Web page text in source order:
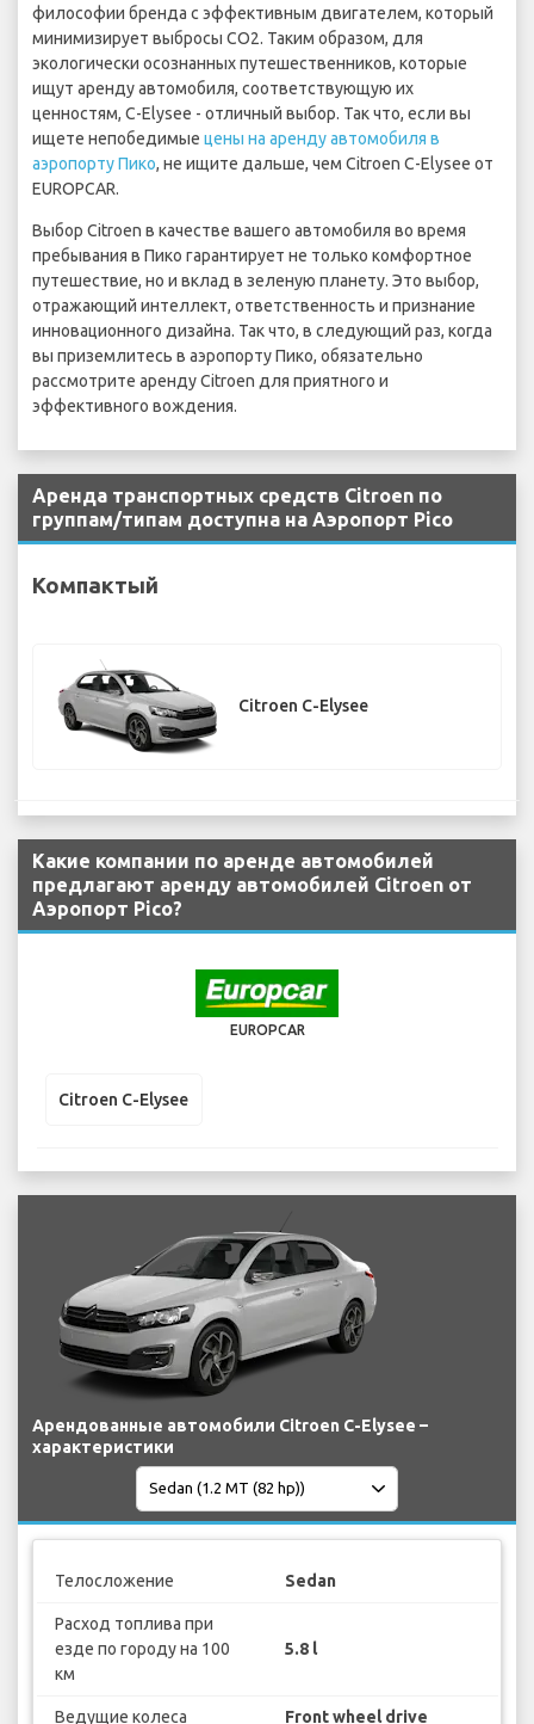
философии бренда с эффективным двигателем, который
минимизирует выбросы CO2. Таким образом, для
экологически осознанных путешественников, которые
ищут аренду автомобиля, соответствующую их
ценностям, C-Elysee - отличный выбор. Так что, если вы
ищете непобедимые цены на аренду автомобиля в
аэропорту Пико, не ищите дальше, чем Citroen C-Elysee от
EUROPCAR.
Выбор Citroen в качестве вашего автомобиля во время
пребывания в Пико гарантирует не только комфортное
путешествие, но и вклад в зеленую планету. Это выбор,
отражающий интеллект, ответственность и признание
инновационного дизайна. Так что, в следующий раз, когда
вы приземлитесь в аэропорту Пико, обязательно
рассмотрите аренду Citroen для приятного и
эффективного вождения.
Аренда транспортных средств Citroen по
группам/типам доступна на Аэропорт Pico
Компактый
Citroen C-Elysee
Какие компании по аренде автомобилей
предлагают аренду автомобилей Citroen от
Аэропорт Pico?
EUROPCAR
Citroen C-Elysee
Арендованные автомобили Citroen C-Elysee –
характеристики
Телосложение Sedan
Расход топлива при
езде по городу на 100
км
5.8 l
Ведущие колеса Front wheel drive